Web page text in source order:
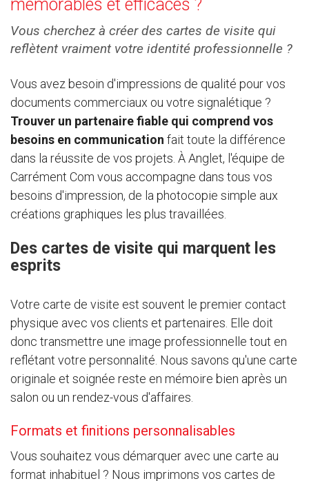
mémorables et efficaces ?
Vous cherchez à créer des cartes de visite qui
reflètent vraiment votre identité professionnelle ?
Vous avez besoin d'impressions de qualité pour vos
documents commerciaux ou votre signalétique ?
Trouver un partenaire fiable qui comprend vos
besoins en communication fait toute la différence
dans la réussite de vos projets. À Anglet, l'équipe de
Carrément Com vous accompagne dans tous vos
besoins d'impression, de la photocopie simple aux
créations graphiques les plus travaillées.
Des cartes de visite qui marquent les
esprits
Votre carte de visite est souvent le premier contact
physique avec vos clients et partenaires. Elle doit
donc transmettre une image professionnelle tout en
reflétant votre personnalité. Nous savons qu'une carte
originale et soignée reste en mémoire bien après un
salon ou un rendez-vous d'affaires.
Formats et finitions personnalisables
Vous souhaitez vous démarquer avec une carte au
format inhabituel ? Nous imprimons vos cartes de